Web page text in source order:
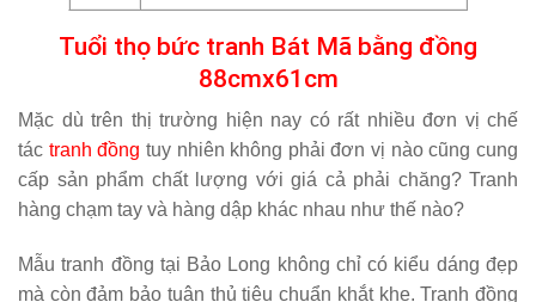
Tuổi thọ bức tranh Bát Mã bằng đồng
88cmx61cm
Mặc dù trên thị trường hiện nay có rất nhiều đơn vị chế
tác tranh đồng tuy nhiên không phải đơn vị nào cũng cung
cấp sản phẩm chất lượng với giá cả phải chăng? Tranh
hàng chạm tay và hàng dập khác nhau như thế nào?
Mẫu tranh đồng tại Bảo Long không chỉ có kiểu dáng đẹp
mà còn đảm bảo tuân thủ tiêu chuẩn khắt khe.Tranh đồng